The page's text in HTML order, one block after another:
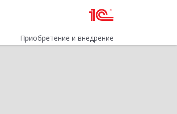
Приобретение и внедрение